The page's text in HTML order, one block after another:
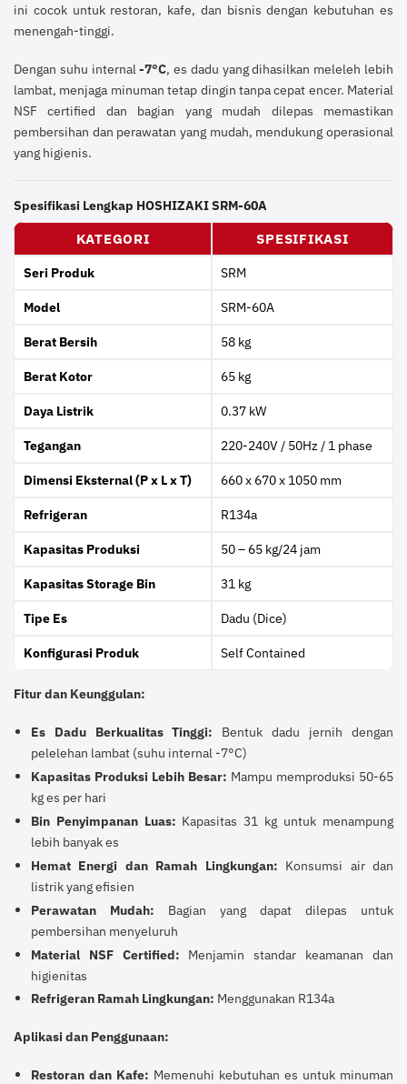
ini cocok untuk restoran, kafe, dan bisnis dengan kebutuhan es
menengah-tinggi.
Dengan suhu internal-7°C, es dadu yang dihasilkan meleleh lebih
lambat, menjaga minuman tetap dingin tanpa cepat encer. Material
NSF certified dan bagian yang mudah dilepas memastikan
pembersihan dan perawatan yang mudah, mendukung operasional
yang higienis.
Spesifikasi Lengkap HOSHIZAKI SRM-60A
KATEGORI
SPESIFIKASI
Seri Produk SRM
Model SRM-60A
Berat Bersih 58 kg
Berat Kotor 65 kg
Daya Listrik 0.37 kW
Tegangan 220-240V / 50Hz / 1 phase
Dimensi Eksternal (P x L x T) 660 x 670 x 1050 mm
Refrigeran R134a
Kapasitas Produksi 50 – 65 kg/24 jam
Kapasitas Storage Bin 31 kg
Tipe Es Dadu (Dice)
Konfigurasi Produk Self Contained
Fitur dan Keunggulan:
Es Dadu Berkualitas Tinggi: Bentuk dadu jernih dengan
pelelehan lambat (suhu internal -7°C)
Kapasitas Produksi Lebih Besar: Mampu memproduksi 50-65
kg es per hari
Bin Penyimpanan Luas: Kapasitas 31 kg untuk menampung
lebih banyak es
Hemat Energi dan Ramah Lingkungan: Konsumsi air dan
listrik yang efisien
Perawatan Mudah: Bagian yang dapat dilepas untuk
pembersihan menyeluruh
Material NSF Certified: Menjamin standar keamanan dan
higienitas
Refrigeran Ramah Lingkungan: Menggunakan R134a
Aplikasi dan Penggunaan:
Restoran dan Kafe: Memenuhi kebutuhan es untuk minuman